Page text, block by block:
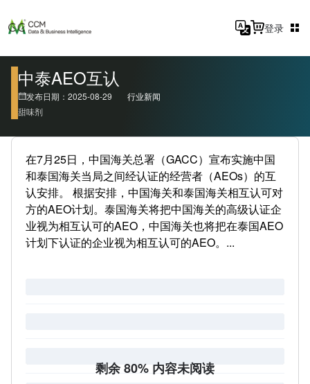
登录
中泰AEO互认
发布日期：2025-08-29
行业新闻
甜味剂
在7月25日，中国海关总署（GACC）宣布实施中国
和泰国海关当局之间经认证的经营者（AEOs）的互
认安排。 根据安排，中国海关和泰国海关相互认可对
方的AEO计划。泰国海关将把中国海关的高级认证企
业视为相互认可的AEO，中国海关也将把在泰国AEO
计划下认证的企业视为相互认可的AEO。...
剩余 80% 内容未阅读